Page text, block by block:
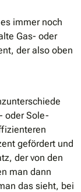
immer noch
Gas- oder
der also oben
oder Sole-
gefördert und
der von den
man dann
das sieht, bei